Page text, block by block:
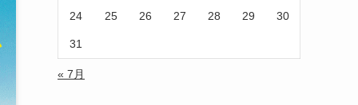
24 25 26 27 28 29 30
31
« 7月